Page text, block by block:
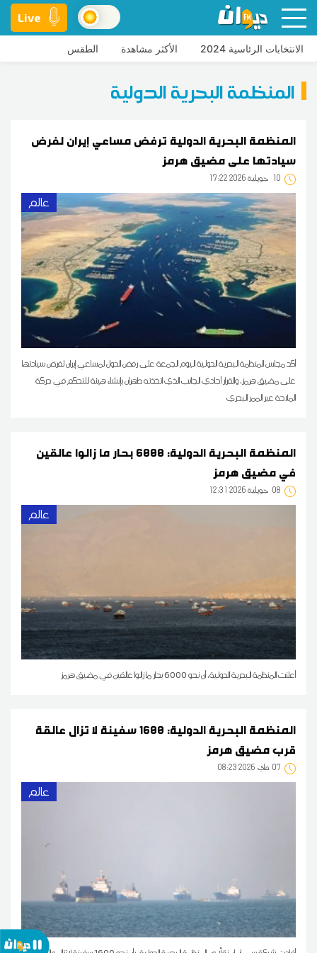
Live
الانتخابات الرئاسية 2024 الأكثر مشاهدة الطقس
المنظمة البحرية الدولية
المنظمة البحرية الدولية ترفض مساعي إيران لفرض
سيادتها على مضيق هرمز
10 17:22 2026 جويلية
عالم
أكد مجلس المنظمة البحرية الدولية اليوم الجمعة على رفض الدول لمساعي إيران لفرض سيادتها
على مضيق هرمز، والقرار أحادي الجانب الذي اتخذته طهران بإنشاء هيئة للتحكم في حركة
الملاحة عبر الممر البحري
المنظمة البحرية الدولية: 6000 بحار ما زالوا عالقين
في مضيق هرمز
08 12:31 2026 جويلية
عالم
أعلنت المنظمة البحرية الدولية، أن نحو 6000 بحار ما زالوا عالقين في مضيق هرمز
المنظمة البحرية الدولية: 1600 سفينة لا تزال عالقة
قرب مضيق هرمز
07 08:23 2026 ماي
عالم